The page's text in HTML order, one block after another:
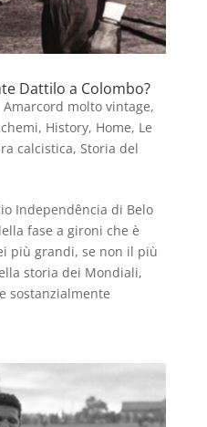
Dattilo a Colombo?
Amarcord molto vintage,
, History, Home, Le
calcistica, Storia del
Independência di Belo
fase a gironi che è
più grandi, se non il più
storia dei Mondiali,
sostanzialmente